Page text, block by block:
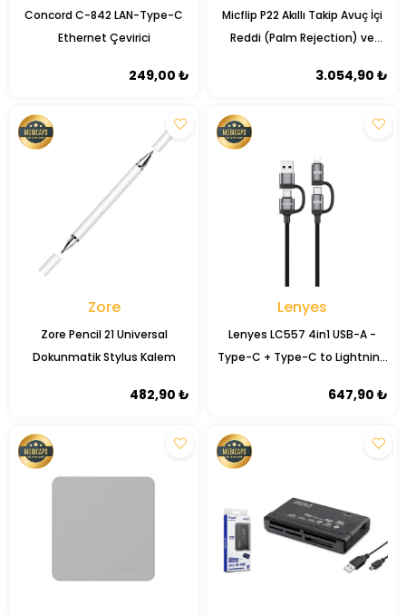
Concord C-842 LAN-Type-C
Ethernet Çevirici
249,00 ₺
Micflip P22 Akıllı Takip Avuç İçi
Reddi (Palm Rejection) ve
Dokunmatik Kalem
3.054,90 ₺
Zore
Zore Pencil 21 Universal
Dokunmatik Stylus Kalem
482,90 ₺
Lenyes
Lenyes LC557 4in1 USB-A -
Type-C + Type-C to Lightning
Kablosu 240W 1M647,90 ₺